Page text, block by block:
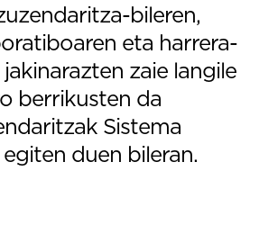
bileren,
eta harrera-
zaie langile
berrikusten da
Sistema
duen bileran.